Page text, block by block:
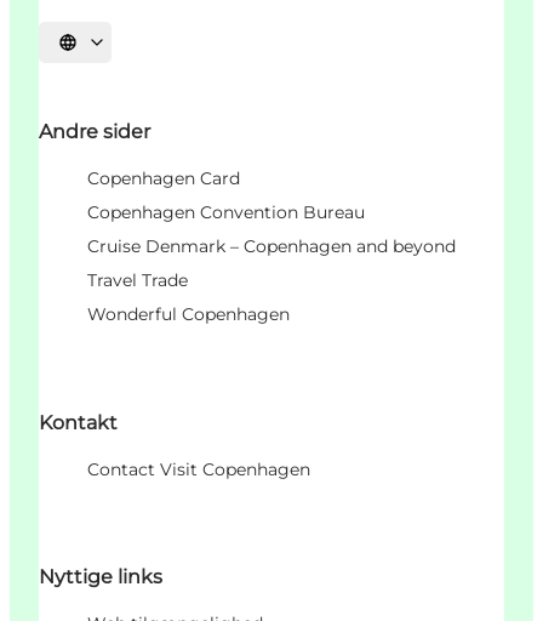
Select language
Andre sider
Copenhagen Card
Copenhagen Convention Bureau
Cruise Denmark – Copenhagen and beyond
Travel Trade
Wonderful Copenhagen
Kontakt
Contact Visit Copenhagen
Nyttige links